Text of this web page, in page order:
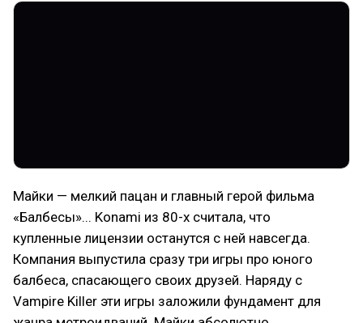
Майки — мелкий пацан и главный герой фильма
«Балбесы»... Konami из 80-х считала, что
купленные лицензии останутся с ней навсегда.
Компания выпустила сразу три игры про юного
балбеса, спасающего своих друзей. Наряду с
Vampire Killer эти игры заложили фундамент для